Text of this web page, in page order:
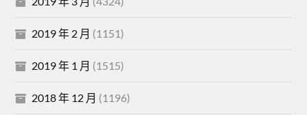
2019 年 2 月 (1151)
2019 年 1 月 (1515)
2018 年 12 月 (1196)